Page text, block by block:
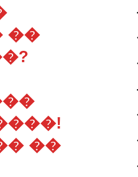
��
��